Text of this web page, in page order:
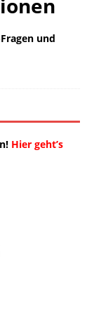
und
Hier geht’s